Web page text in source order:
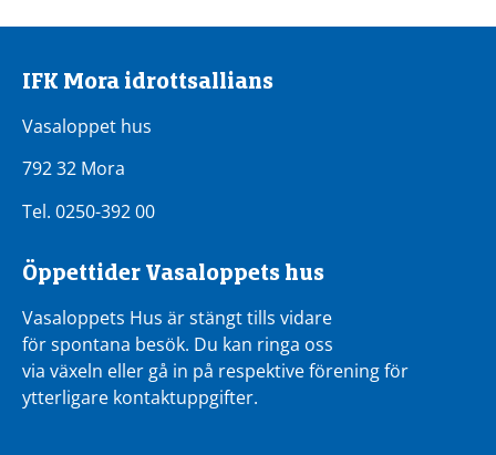
IFK Mora idrottsallians
Vasaloppet hus
792 32 Mora
Tel. 0250-392 00
Öppettider Vasaloppets hus
Vasaloppets Hus är stängt tills vidare
för spontana besök. Du kan ringa oss
via växeln eller gå in på respektive förening för
ytterligare kontaktuppgifter.